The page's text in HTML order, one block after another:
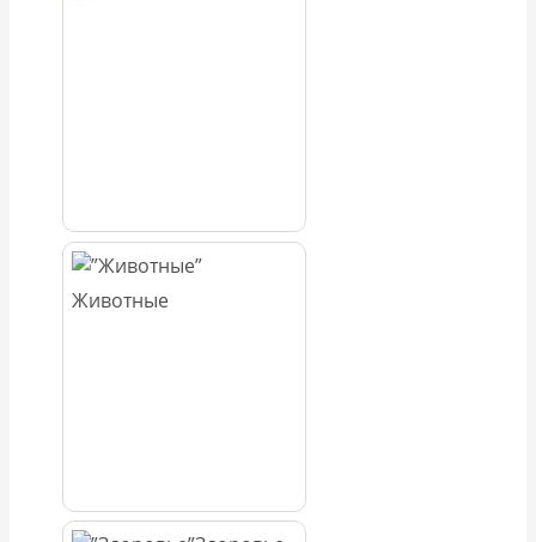
Животные